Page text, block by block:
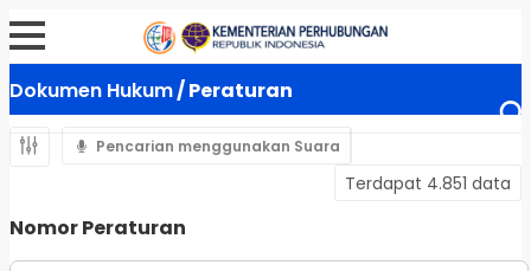
Dokumen Hukum/ Peraturan
Pencarian menggunakan Suara
Terdapat 4.851 data
Nomor Peraturan